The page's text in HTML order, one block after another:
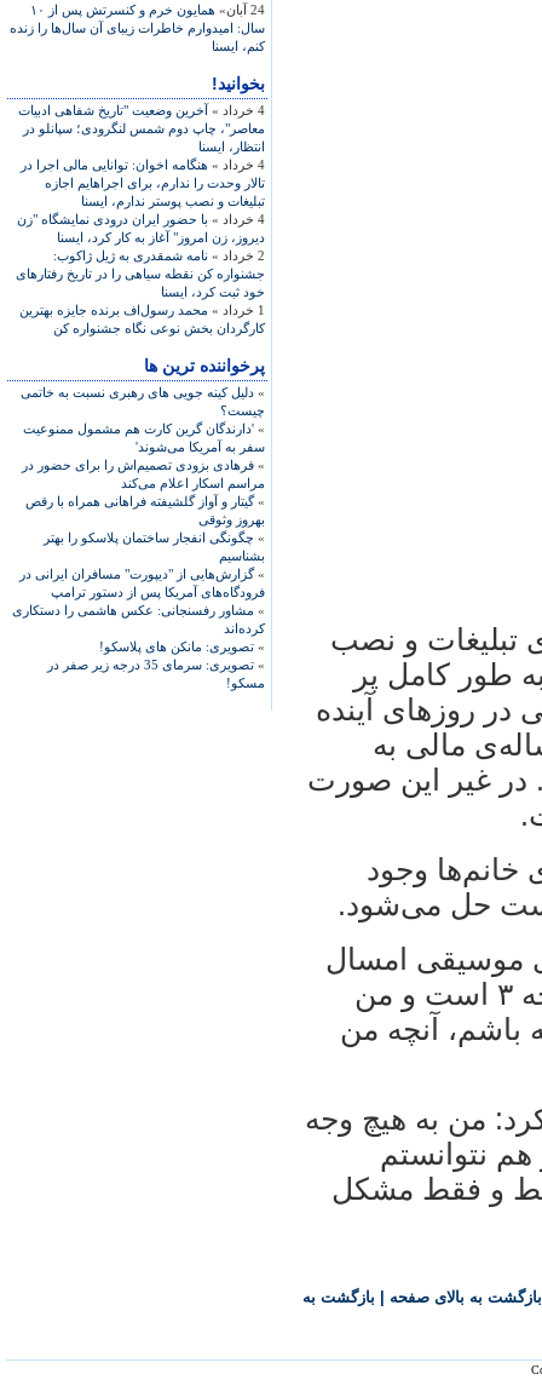
24 آبان»
همايون خرم و کنسرتش پس از ۱۰
سال: اميدوارم خاطرات زيبای آن سال‌ها را زنده
کنم، ايسنا
بخوانید!
4 خرداد »
آخرين وضعيت "تاريخ شفاهی ادبيات
معاصر"، چاپ دوم شمس لنگرودی؛ سپانلو در
انتظار، ايسنا
4 خرداد »
هنگامه اخوان: توانايی مالی اجرا در
تالار وحدت را ندارم، برای اجراهايم اجازه‌
تبليغات و نصب پوستر ندارم، ايسنا
4 خرداد »
با حضور ايران درودی نمايشگاه "زن
ديروز،‌ زن امروز" آغاز به کار کرد، ايسنا
2 خرداد »
نامه‌ شمقدری به ژيل ژاکوب:
جشنواره کن نقطه سياهی را در تاريخ رفتارهای
خود ثبت کرد، ايسنا
1 خرداد »
محمد رسول‌اف برنده جایزه بهترین
کارگردان بخش نوعی نگاه جشنواره کن
پرخواننده ترین ها
» دلیل کینه جویی های رهبری نسبت به خاتمی
چیست؟
» 'دارندگان گرین کارت هم مشمول ممنوعیت
سفر به آمریکا می‌شوند'
» فرهادی بزودی تصمیم‌اش را برای حضور در
مراسم اسکار اعلام می‌کند
»گیتار و آواز گلشیفته فراهانی همراه با رقص
بهروز وثوقی
» چگونگی انفجار ساختمان پلاسکو را بهتر
بشناسیم
»گزارش‌هایی از "دیپورت" مسافران ایرانی در
فرودگاه‌های آمریکا پس از دستور ترامپ
» مشاور رفسنجانی: عکس هاشمی را دستکاری
کرده‌اند
» تصویری: مانکن های پلاسکو!
»
تصویری: سرمای 35 درجه زیر صفر در
مسکو!
تبليغات و نصب
طور کامل پر
در روزهای آينده
مالی به
در غير اين صورت
خانم‌ها وجود
دست حل می‌شود.
موسيقی امسال
توضيح داد: سالن نياوران، يک سالن درجه ۳ است و من
باشم، آنچه من
من به هيچ وجه
نتوانستم
و فقط مشکل
بازگشت به بالای صفحه بازگشت به